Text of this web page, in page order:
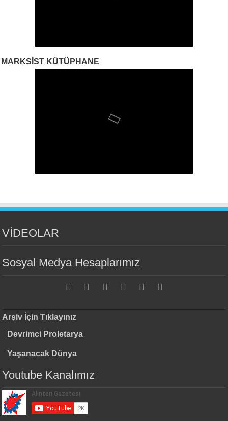
MARKSIST KÜTÜPHANE
VİDEOLAR
Sosyal Medya Hesaplarımız
Arşiv İçin Tıklayınız
Devrimci Proletarya
Yaşanacak Dünya
Youtube Kanalımız